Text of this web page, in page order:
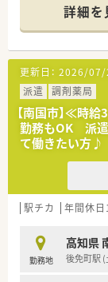
詳細を
更新日： 2026/07/
派遣
調剤薬局
【南国市】≪時
勤務もOK 派
て働きたい方♪
駅チカ 年間休
勤務地
高知県
後免町駅